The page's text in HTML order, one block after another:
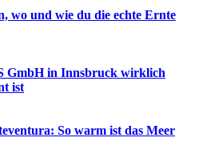
wo und wie du die echte Ernte
GmbH in Innsbruck wirklich
ist
So warm ist das Meer